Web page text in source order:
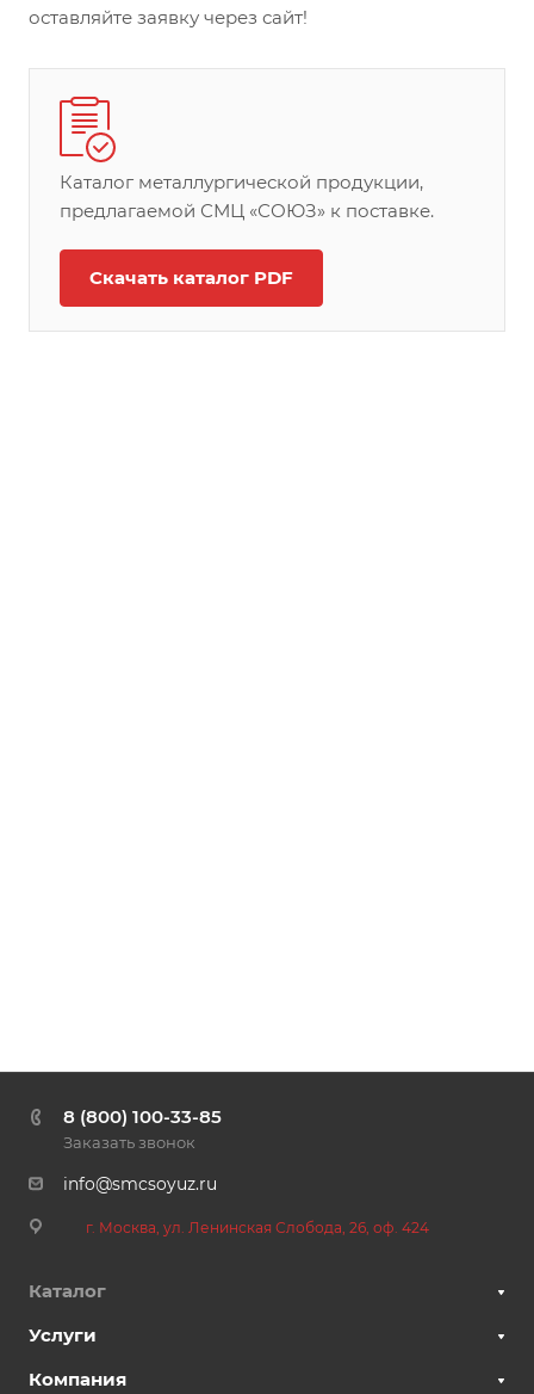
оставляйте заявку через сайт!
Каталог металлургической продукции,
предлагаемой СМЦ «СОЮЗ» к поставке.
Скачать каталог PDF
8 (800) 100-33-85
Заказать звонок
info@smcsoyuz.ru
г. Москва, ул. Ленинская Слобода, 26, оф. 424
Каталог
Услуги
Компания